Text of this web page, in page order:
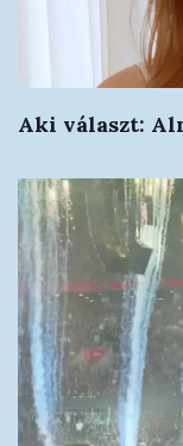
Aki választ: